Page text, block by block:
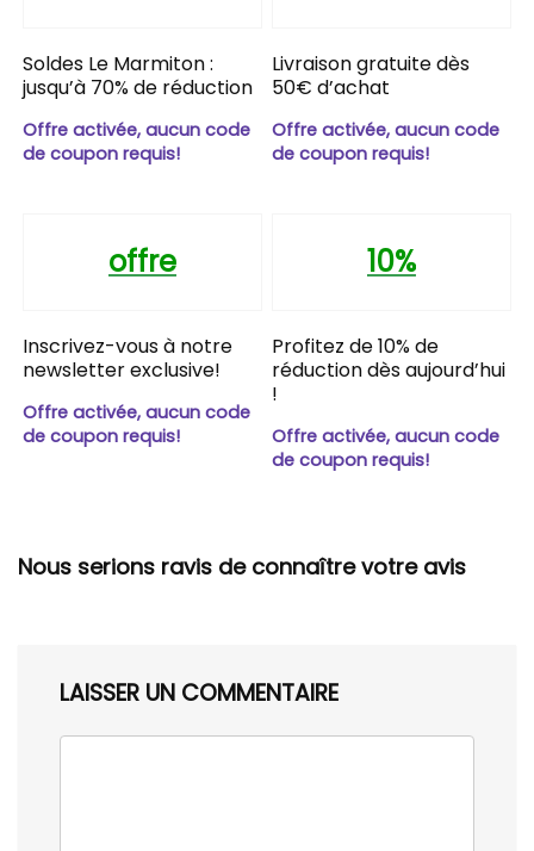
Soldes Le Marmiton :
jusqu’à 70% de réduction
Offre activée, aucun code
de coupon requis!
Livraison gratuite dès
50€ d’achat
Offre activée, aucun code
de coupon requis!
offre
Inscrivez-vous à notre
newsletter exclusive!
Offre activée, aucun code
de coupon requis!
10%
Profitez de 10% de
réduction dès aujourd’hui
!
Offre activée, aucun code
de coupon requis!
Nous serions ravis de connaître votre avis
LAISSER UN COMMENTAIRE